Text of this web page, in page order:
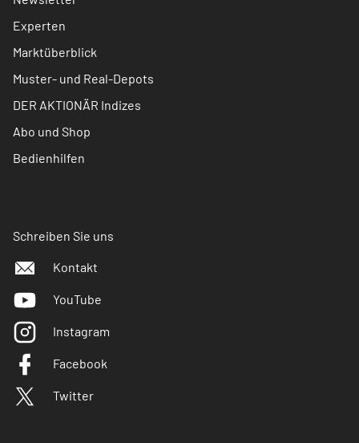
Experten
Marktüberblick
Muster- und Real-Depots
DER AKTIONÄR Indizes
Abo und Shop
Bedienhilfen
Schreiben Sie uns
Kontakt
YouTube
Instagram
Facebook
Twitter